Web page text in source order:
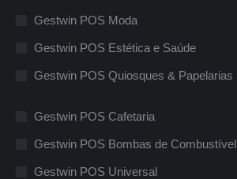
Gestwin POS Moda
Gestwin POS Estética e Saúde
Gestwin POS Quiosques & Papelarias
Gestwin POS Cafetaria
Gestwin POS Bombas de Combustível
Gestwin POS Universal